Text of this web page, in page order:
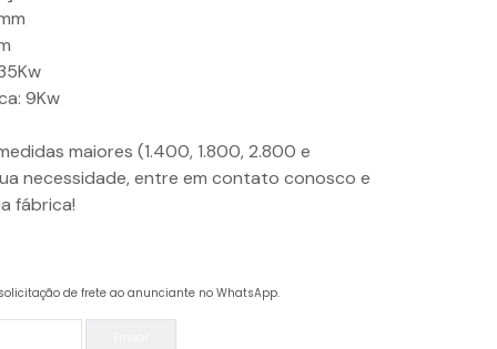
9Kw
maiores (1.400, 1.800, 2.800 e
necessidade, entre em contato conosco e
fábrica!
de frete ao anunciante no WhatsApp.